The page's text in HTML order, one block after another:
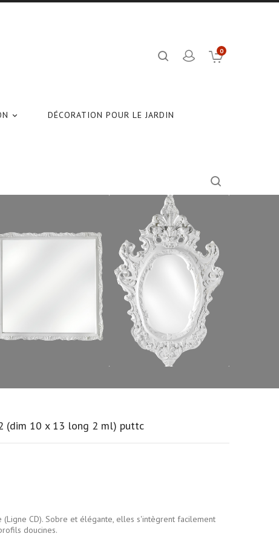
0
 DÉCORATION POUR LE JARDIN
(dim 10 x 13 long 2 ml) puttc
CD). Sobre et élégante, elles s'intègrent facilement
doucines.